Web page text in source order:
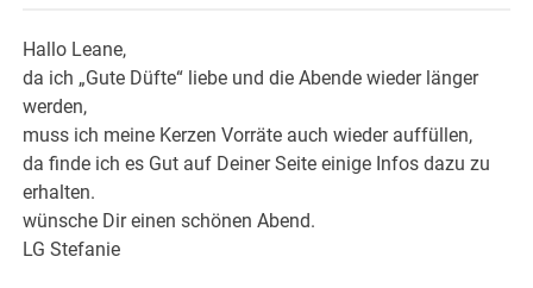
Hallo Leane,
da ich „Gute Düfte“ liebe und die Abende wieder länger
werden,
muss ich meine Kerzen Vorräte auch wieder auffüllen,
da finde ich es Gut auf Deiner Seite einige Infos dazu zu
erhalten.
wünsche Dir einen schönen Abend.
LG Stefanie